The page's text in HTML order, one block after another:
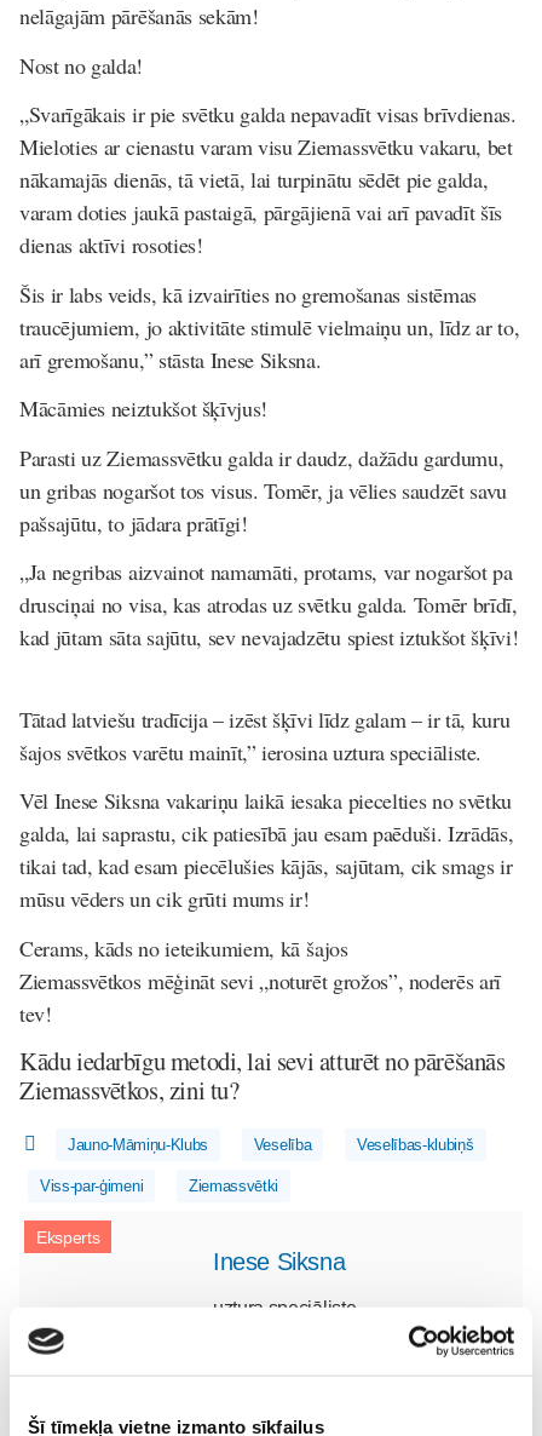
Šī tīmekļa vietne izmanto sīkfailus
nelāgajām pārēšanās sekām!
Nost no galda!
„Svarīgākais ir pie svētku galda nepavadīt visas brīvdienas.
Mieloties ar cienastu varam visu Ziemassvētku vakaru, bet
nākamajās dienās, tā vietā, lai turpinātu sēdēt pie galda,
varam doties jaukā pastaigā, pārgājienā vai arī pavadīt šīs
dienas aktīvi rosoties!
Šis ir labs veids, kā izvairīties no gremošanas sistēmas
traucējumiem, jo aktivitāte stimulē vielmaiņu un, līdz ar to,
arī gremošanu,” stāsta Inese Siksna.
Mācāmies neiztukšot šķīvjus!
Parasti uz Ziemassvētku galda ir daudz, dažādu gardumu,
un gribas nogaršot tos visus. Tomēr, ja vēlies saudzēt savu
pašsajūtu, to jādara prātīgi!
„Ja negribas aizvainot namamāti, protams, var nogaršot pa
drusciņai no visa, kas atrodas uz svētku galda. Tomēr brīdī,
kad jūtam sāta sajūtu, sev nevajadzētu spiest iztukšot šķīvi!
Tātad latviešu tradīcija – izēst šķīvi līdz galam – ir tā, kuru
šajos svētkos varētu mainīt,” ierosina uztura speciāliste.
Vēl Inese Siksna vakariņu laikā iesaka piecelties no svētku
galda, lai saprastu, cik patiesībā jau esam paēduši. Izrādās,
tikai tad, kad esam piecēlušies kājās, sajūtam, cik smags ir
mūsu vēders un cik grūti mums ir!
Cerams, kāds no ieteikumiem, kā šajos
Ziemassvētkos mēģināt sevi „noturēt grožos”, noderēs arī
tev!
Kādu iedarbīgu metodi, lai sevi atturēt no pārēšanās
Ziemassvētkos, zini tu?
Jauno-Māmiņu-Klubs Veselība Veselības-klubiņš
Viss-par-ģimeni Ziemassvētki
Eksperts
Inese Siksna
uztura speciāliste